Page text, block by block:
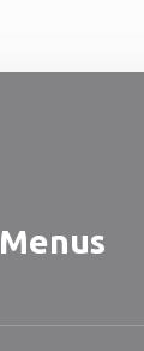
Menus